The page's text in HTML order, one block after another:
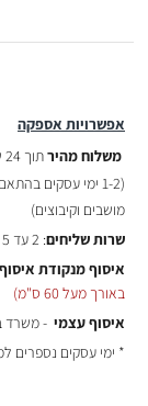
אפשרויות אספקה
משלוח מהירתוך 24 שעות :
(1-2 ימי עסקים בהתאם לשעת ההזמנה)
מושבים וקיבוצים)
שרות שליחים: 2 עד 5 ימי עסקים - ₪29
איסוף מנקודת איסוף
באורך מעל 60 ס"מ)
איסוף עצמי - משרד באר
* ימי עסקים נספרים